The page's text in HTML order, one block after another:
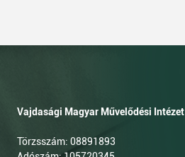
Vajdasági Magyar Művelődési Intézet
Törzsszám: 08891893